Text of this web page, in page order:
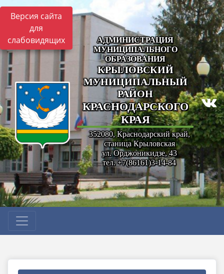
Версия сайта
для
слабовидящих
АДМИНИСТРАЦИЯ
МУНИЦИПАЛЬНОГО
ОБРАЗОВАНИЯ
КРЫЛОВСКИЙ
МУНИЦИПАЛЬНЫЙ
РАЙОН
КРАСНОДАРСКОГО
КРАЯ
352080, Краснодарский край,
станица Крыловская
ул. Орджоникидзе, 43
тел. +7(86161)3-14-84